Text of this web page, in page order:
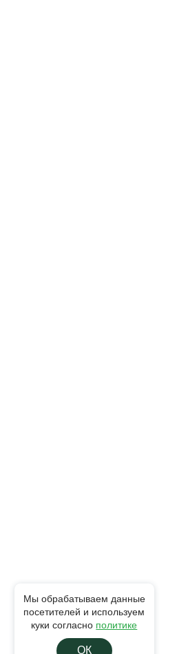
Мы обрабатываем данные
посетителей и используем
куки согласно политике
ОК